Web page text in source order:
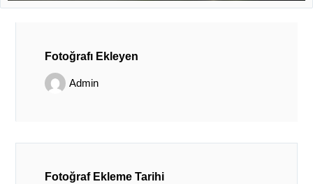
Fotoğrafı Ekleyen
Admin
Fotoğraf Ekleme Tarihi